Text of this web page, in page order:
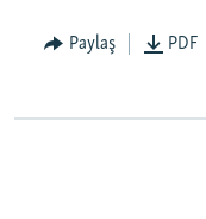
Paylaş PDF